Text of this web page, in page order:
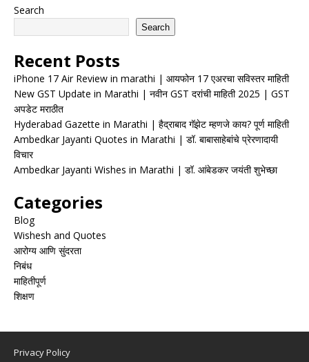
Search
Search
Recent Posts
iPhone 17 Air Review in marathi | आयफोन 17 एअरचा सविस्तर माहिती
New GST Update in Marathi | नवीन GST दरांची माहिती 2025 | GST
अपडेट मराठीत
Hyderabad Gazette in Marathi | हैद्राबाद गॅझेट म्हणजे काय? पूर्ण माहिती
Ambedkar Jayanti Quotes in Marathi | डॉ. बाबासाहेबांचे प्रेरणादायी
विचार
Ambedkar Jayanti Wishes in Marathi | डॉ. आंबेडकर जयंती शुभेच्छा
Categories
Blog
Wishesh and Quotes
आरोग्य आणि सुंदरता
निबंध
माहितीपूर्ण
शिक्षण
Privacy Policy